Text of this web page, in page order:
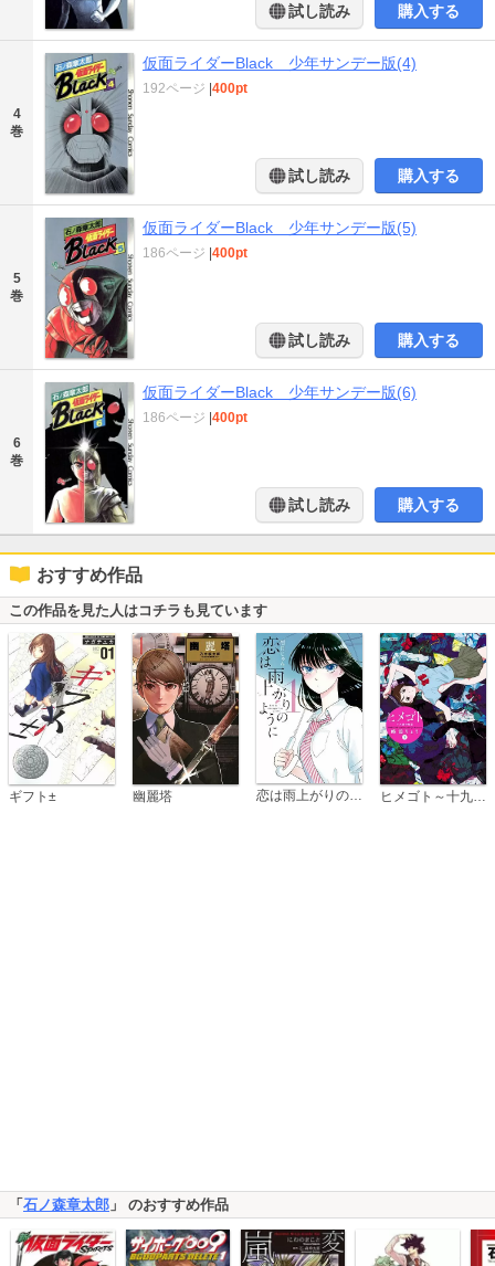
試し読み 購入する
4
巻
仮面ライダーBlack 少年サンデー版(4)
192ページ 400pt
試し読み 購入する
5
巻
仮面ライダーBlack 少年サンデー版(5)
186ページ 400pt
試し読み 購入する
6
巻
仮面ライダーBlack 少年サンデー版(6)
186ページ 400pt
試し読み 購入する
おすすめ作品
この作品を見た人はコチラも見ています
ギフト± 幽麗塔 恋は雨上がりのように
「 石ノ森章太郎 」 のおすすめ作品